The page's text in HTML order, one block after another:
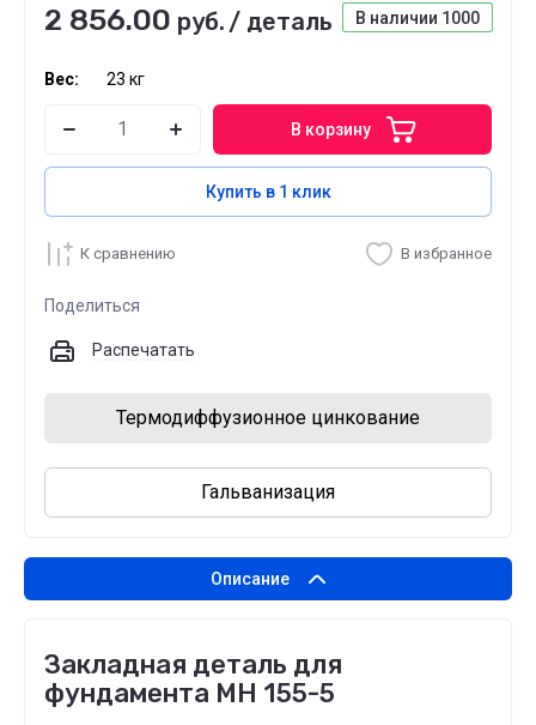
В наличии 1000
2 856.00 руб. / деталь
Вес: 23 кг
В корзину
Купить в 1 клик
К сравнению В избранное
Поделиться
Распечатать
Термодиффузионное цинкование
Гальванизация
Описание
Закладная деталь для
фундамента МН 155-5